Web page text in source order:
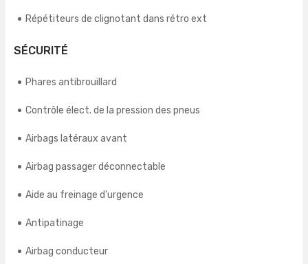
Répétiteurs de clignotant dans rétro ext
SÉCURITÉ
Phares antibrouillard
Contrôle élect. de la pression des pneus
Airbags latéraux avant
Airbag passager déconnectable
Aide au freinage d'urgence
Antipatinage
Airbag conducteur